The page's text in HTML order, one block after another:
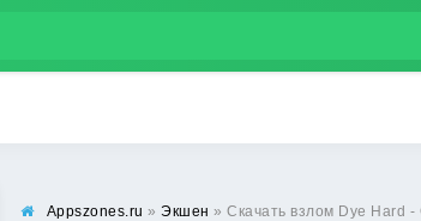
Appszones.ru » Экшен » Скачать взлом Dye Hard